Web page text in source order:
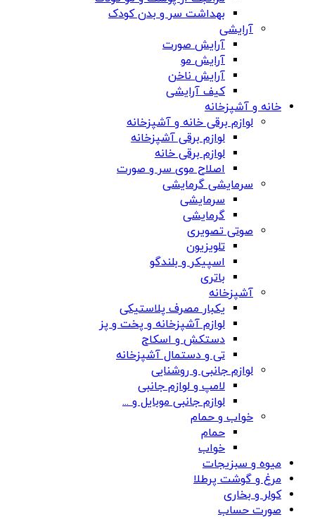
بهداشت سر و بدن کودک
آرایشی
آرایش صورت
آرایش مو
آرایش ناخن
کیف آرایشی
خانه و آشپزخانه
لوازم برقی خانه و آشپزخانه
لوازم برقی آشپزخانه
لوازم برقی خانه
اصلاح موی سر و صورت
سرمایشی گرمایشی
سرمایشی
گرمایشی
صوتی تصویری
تلویزیون
اسپیکر و بلندگو
باتری
آشپزخانه
یکبار مصرف پلاستیکی
لوازم آشپزخانه و پخت و پز
دستکش و اسکاج
تی و دستمال آشپزخانه
لوازم جانبی و روشنایی
لامپ و لوازم جانبی
لوازم جانبی موبایل و ...
خواب و حمام
حمام
خواب
میوه و سبزیجات
مرغ و گوشت پرطلا
کولر و بخاری
صورت حساب